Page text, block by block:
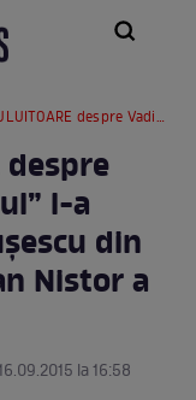
l-a salvat pe Nicolae Ceaușescu din mâna minerilor! Marian Nistor a povestit TOT
despre
l-a
din
Nistor a
la 16:58